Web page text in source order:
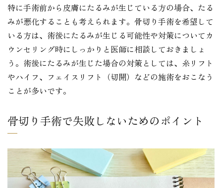
特に手術前から皮膚にたるみが生じている方の場合、たる
みが悪化することも考えられます。骨切り手術を希望して
いる方は、術後にたるみが生じる可能性や対策についてカ
ウンセリング時にしっかりと医師に相談しておきましょ
う。術後にたるみが生じた場合の対策としては、糸リフト
やハイフ、フェイスリフト（切開）などの施術をおこなう
ことが多いです。
骨切り手術で失敗しないためのポイント